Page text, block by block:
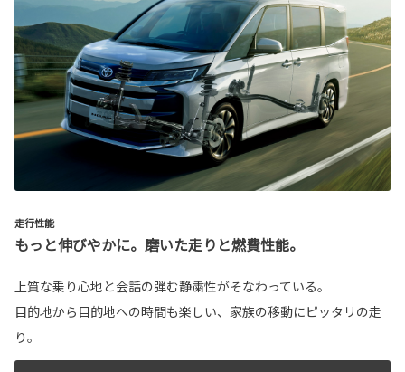
走行性能
もっと伸びやかに。磨いた走りと燃費性能。
上質な乗り心地と会話の弾む静粛性がそなわっている。
目的地から目的地への時間も楽しい、家族の移動にピッタリの走
り。